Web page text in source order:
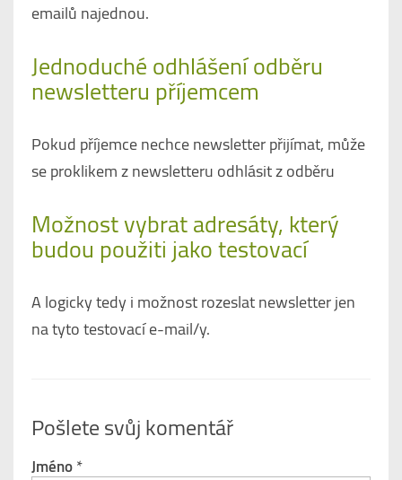
emailů najednou.
Jednoduché odhlášení odběru
newsletteru příjemcem
Pokud příjemce nechce newsletter přijímat, může
se proklikem z newsletteru odhlásit z odběru
Možnost vybrat adresáty, který
budou použiti jako testovací
A logicky tedy i možnost rozeslat newsletter jen
na tyto testovací e-mail/y.
Pošlete svůj komentář
Jméno*